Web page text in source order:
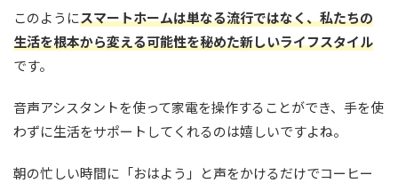
このようにスマートホームは単なる流行ではなく、私たちの
生活を根本から変える可能性を秘めた新しいライフスタイル
です。
音声アシスタントを使って家電を操作することができ、手を使
わずに生活をサポートしてくれるのは嬉しいですよね。
朝の忙しい時間に「おはよう」と声をかけるだけでコーヒー